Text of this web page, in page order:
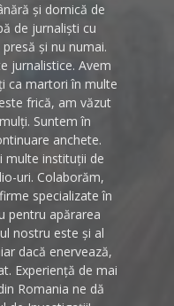
și dornică de
de jurnaliști cu
și nu numai.
jurnalistice. Avem
ca martori în multe
frică, am văzut
Suntem în
anchete.
multe instituții de
uri. Colaborăm,
specializate în
pentru apărarea
nostru este și al
dacă enervează,
Experiență de mai
Romania ne dă